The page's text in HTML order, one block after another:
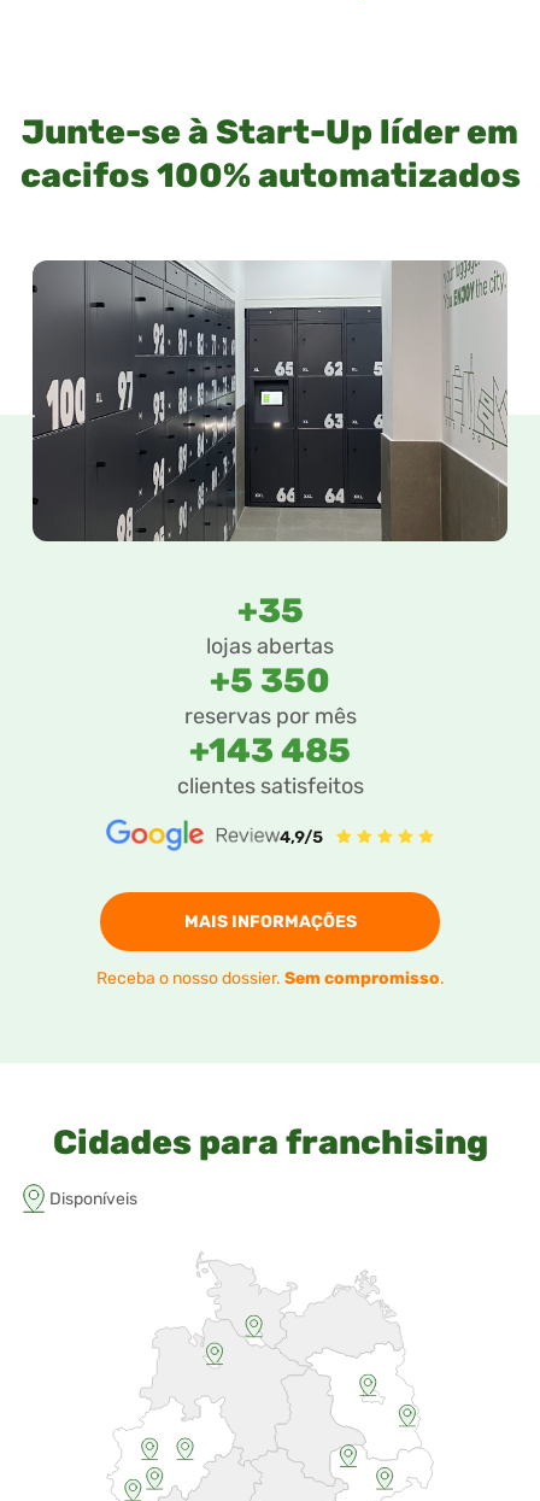
Junte-se à Start-Up líder em
cacifos 100% automatizados
+35
lojas abertas
+5 350
reservas por mês
+143 485
clientes satisfeitos
MAIS INFORMAÇÕES
Receba o nosso dossier. Sem compromisso.
Cidades para franchising
Disponíveis